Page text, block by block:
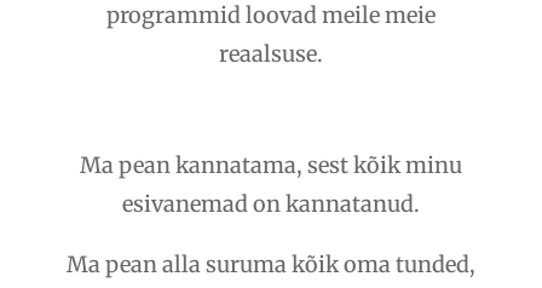
programmid loovad meile meie
reaalsuse.
Ma pean kannatama, sest kõik minu
esivanemad on kannatanud.
Ma pean alla suruma kõik oma tunded,